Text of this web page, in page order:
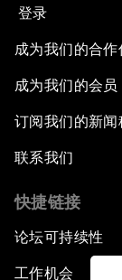
登录
成为我们的合作
成为我们的会员
订阅我们的新闻
联系我们
快捷链接
论坛可持续性
工作机会